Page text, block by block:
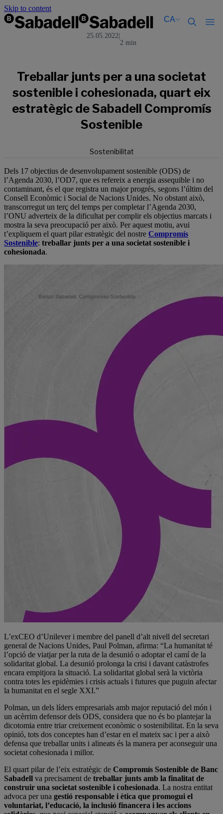
Skip to content
CA
Català
Español
Català
Español
25.05.2022
2 min
Treballar junts per a una societat
sostenible i cohesionada, quart eix
estratègic de Sabadell Compromís
Sostenible
Sostenibilitat
Dels 17 objectius de desenvolupament sostenible (ODS) de
l’Agenda 2030, l’OD7, que es refereix a energia assequible i no
contaminant, és el que registra un major progrés, segons l’últim del
Consell Econòmic i Social de Nacions Unides. No obstant això,
transcorregut un terç del temps per completar l’Agenda 2030,
l’ONU adverteix de la dificultat per complir els objectius marcats i
mostra la seva preocupació per això. Per aquest motiu, avui
t’expliquem el quart pilar estratègic del nostre Compromís
Sostenible: treballar junts per a una societat sostenible i
cohesionada.
L’exCEO d’Unilever i membre del panell d’alt nivell del secretari
general de Nacions Unides, Paul Polman, afirma: “La humanitat té
l’opció de viatjar per la ruta de la desunió o adoptar el camí de la
solidaritat global. La desunió prolonga la crisi i davant catàstrofes
encara empitjora la situació. La solidaritat global serà la victòria
contra totes les epidèmies i crisis actuals i futures que puguin afectar
la humanitat en el segle XXI.”
Polman, un dels líders empresarials amb major reputació del món i
un acèrrim defensor dels ODS, considera que no és bo plantejar la
dicotomia entre triar creixement econòmic o sostenibilitat. En la seva
opinió, tots dos conceptes han d’estar en el mateix sac i per a això
defensa que treballar units i alineats és la manera per aconseguir una
societat cohesionada i millor.
El quart pilar de l’eix estratègic de Compromís Sostenible de Banc
Sabadell va precisament de treballar junts amb la finalitat de
construir una societat sostenible i cohesionada. La nostra entitat
advoca per una gestió responsable i ètica que promogui el
voluntariat, l’educació, la inclusió financera i les accions